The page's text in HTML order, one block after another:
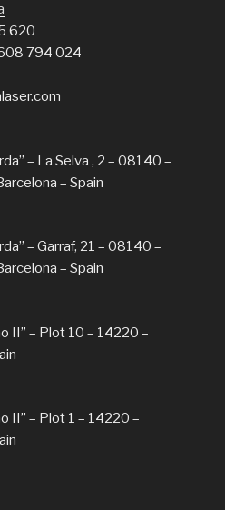
620
794 024
– La Selva , 2 – 08140 –
– Spain
– Garraf, 21 – 08140 –
– Spain
II” – Plot 10 – 14220 –
II” – Plot 1 – 14220 –